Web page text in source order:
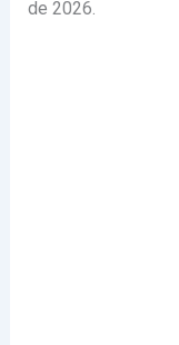
de 2026.